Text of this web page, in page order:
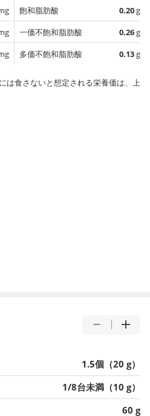
飽和脂肪酸
0.20g
一価不飽和脂肪酸
0.26g
多価不飽和脂肪酸
0.13g
は食さないと想定される栄養価は、上
1.5個（20 g）
1/8台未満（10 g）
60 g